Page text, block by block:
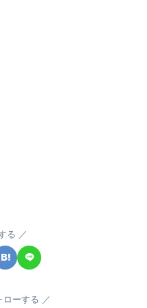
る
ローする